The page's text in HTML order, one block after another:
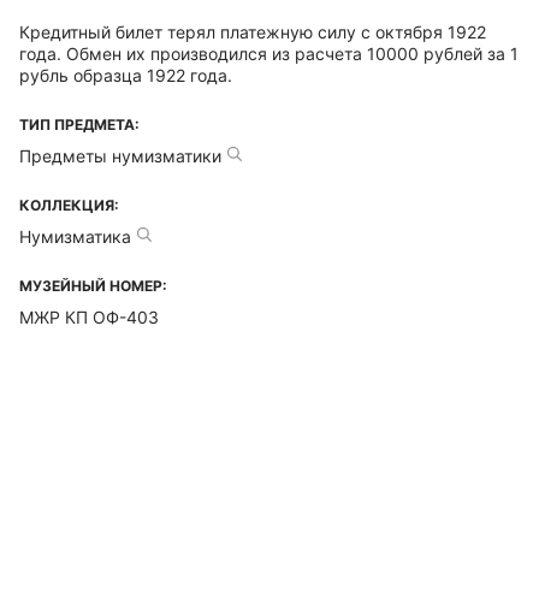
Кредитный билет терял платежную силу с октября 1922
года. Обмен их производился из расчета 10000 рублей за 1
рубль образца 1922 года.
ТИП ПРЕДМЕТА:
Предметы нумизматики
КОЛЛЕКЦИЯ:
Нумизматика
МУЗЕЙНЫЙ НОМЕР:
МЖР КП ОФ-403